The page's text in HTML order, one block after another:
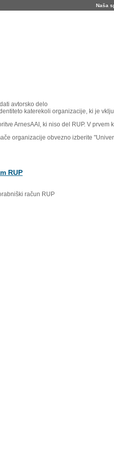
Naša
avtorsko delo
katerekoli organizacije, ki je
ArnesAAI, ki niso del RUP. V
organizacije obvezno izberite
RUP
račun RUP